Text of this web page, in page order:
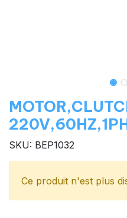
SKU: BEP1032
Ce produit n'est plus